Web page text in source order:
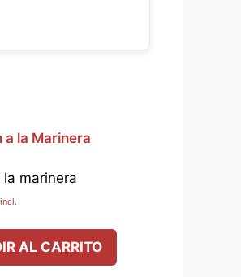
la marinera
AL CARRITO